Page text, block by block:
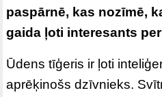
paspārnē, kas nozīmē,
gaida ļoti interesants
Ūdens tīģeris ir ļoti
aprēķinošs dzīvnieks.